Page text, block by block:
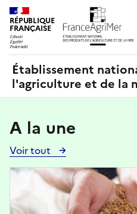
RÉPUBLIQUE
FRANÇAISE
Établissement
l'agriculture et de la
A la une
Voir tout
Voir
toutes
les
actualités
Image
Panneau de gestion des cookies